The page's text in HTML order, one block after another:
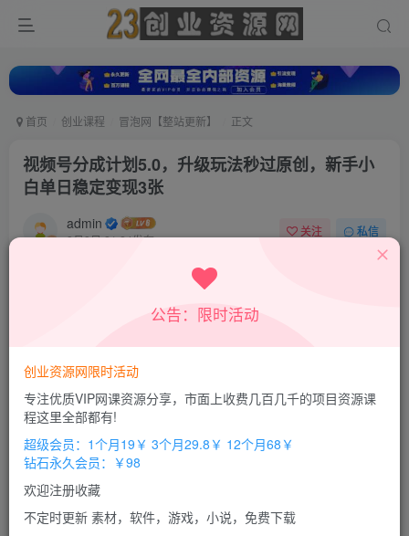
首页 创业课程 冒泡网【整站更新】 正文
视频号分成计划5.0，升级玩法秒过原创，新手小
白单日稳定变现3张
admin
8月8日 21:24发布
关注 私信
超级会员
立即购买
您当前未登录！建议登陆后购买，办理会员包月更省钱，可保存购
公告：限时活动
创业资源网限时活动
专注优质VIP网课资源分享，市面上收费几百几千的项目资源课
程这里全部都有!
超级会员：1个月19￥ 3个月29.8￥ 12个月68￥
钻石永久会员：￥98
欢迎注册收藏
不定时更新 素材，软件，游戏，小说，免费下载